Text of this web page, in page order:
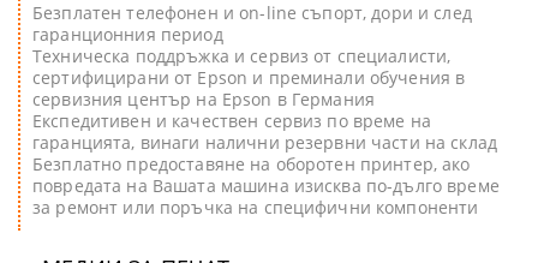
Безплатен телефонен и on-line съпорт, дори и след
гаранционния период
Техническа поддръжка и сервиз от специалисти,
сертифицирани от Epson и преминали обучения в
сервизния център на Epson в Германия
Експедитивен и качествен сервиз по време на
гаранцията, винаги налични резервни части на склад
Безплатно предоставяне на оборотен принтер, ако
повредата на Вашата машина изисква по-дълго време
за ремонт или поръчка на специфични компоненти